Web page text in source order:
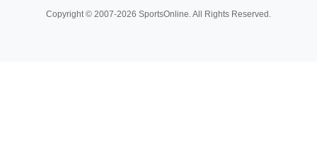
Copyright © 2007-2026 SportsOnline. All Rights Reserved.